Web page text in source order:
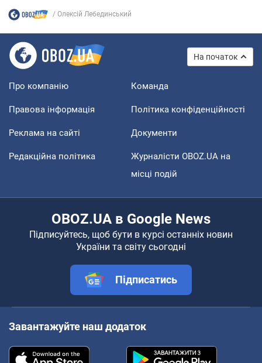
Олексій Лебединський
На початок
Про компанію Команда
Правова інформація Політика конфіденційності
Реклама на сайті Документи
Редакційна політика
Журналісти OBOZ.UA на
місці подій
OBOZ.UA в Google News
Підписуйтесь, щоб бути в курсі останніх новин
України та світу сьогодні
Підписатись
Завантажуйте наш додаток